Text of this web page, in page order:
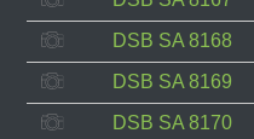
DSB SA 8168
DSB SA 8169
DSB SA 8170